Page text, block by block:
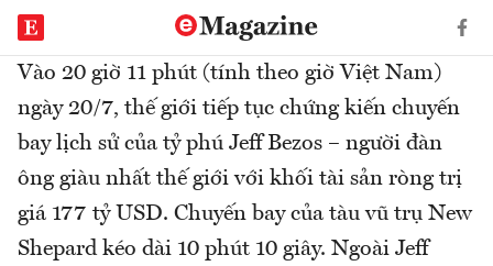
Vào 20 giờ 11 phút (tính theo giờ Việt Nam)
ngày 20/7, thế giới tiếp tục chứng kiến chuyến
bay lịch sử của tỷ phú Jeff Bezos – người đàn
ông giàu nhất thế giới với khối tài sản ròng trị
giá 177 tỷ USD. Chuyến bay của tàu vũ trụ New
Shepard kéo dài 10 phút 10 giây. Ngoài Jeff